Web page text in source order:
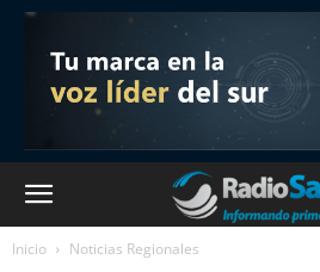
Inicio Noticias Regionales